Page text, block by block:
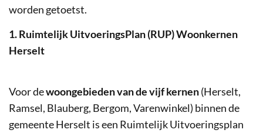
worden getoetst.
1. Ruimtelijk UitvoeringsPlan (RUP) Woonkernen
Herselt
Voor dewoongebieden van de vijf kernen(Herselt,
Ramsel, Blauberg, Bergom, Varenwinkel) binnen de
gemeente Herselt is een Ruimtelijk Uitvoeringsplan